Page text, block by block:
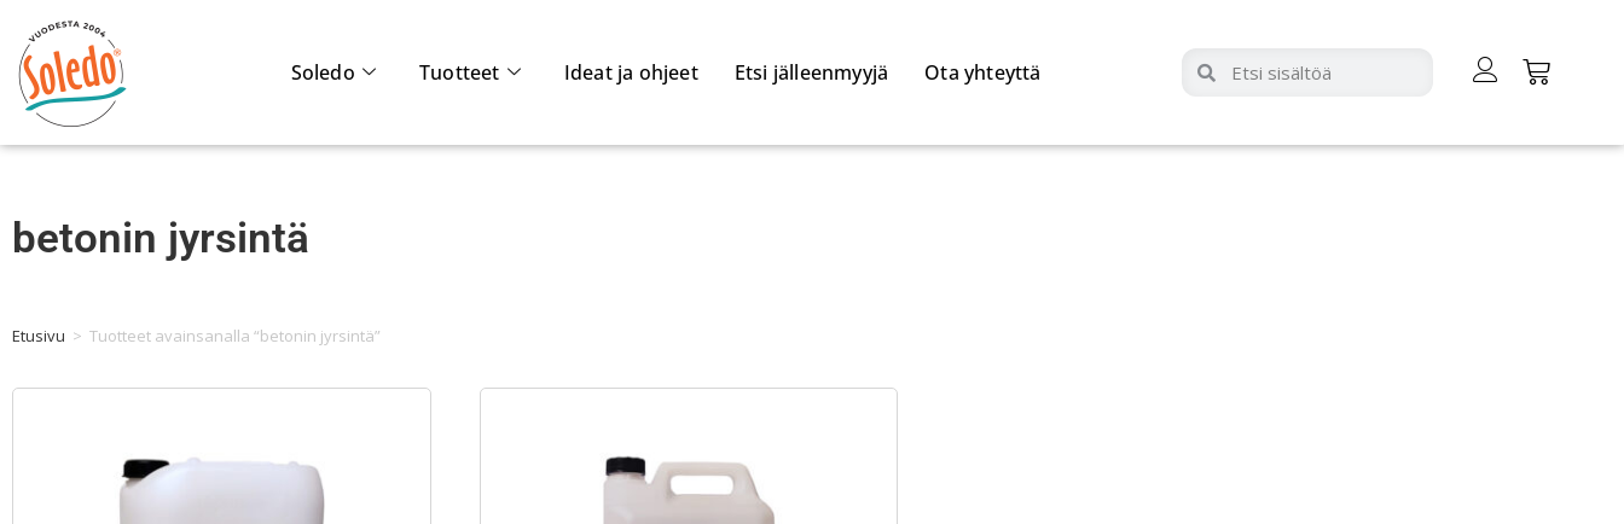
Soledo Tuotteet Ideat ja ohjeet Etsi jälleenmyyjä Ota yhteyttä
betonin jyrsintä
Etusivu > Tuotteet avainsanalla “betonin jyrsintä”